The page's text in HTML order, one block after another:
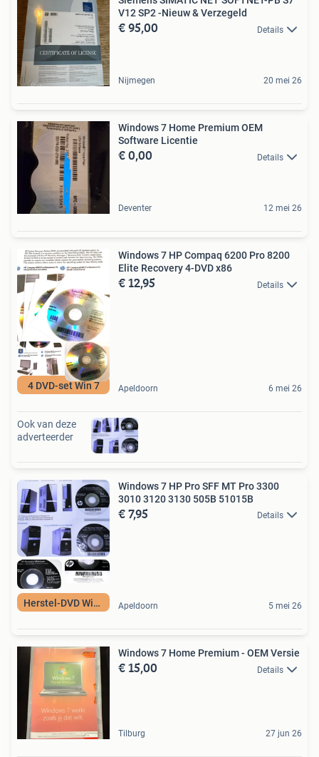
V12 SP2 -Nieuw & Verzegeld
€ 95,00 Details
Nijmegen 20 mei 26
Windows 7 Home Premium OEM
Software Licentie
€ 0,00 Details
Deventer 12 mei 26
4 DVD-set Win 7
Windows 7 HP Compaq 6200 Pro 8200
Elite Recovery 4-DVD x86
€ 12,95 Details
Apeldoorn 6 mei 26
Ook van deze
adverteerder
Herstel-DVD Win 7
Windows 7 HP Pro SFF MT Pro 3300
3010 3120 3130 505B 51015B
€ 7,95 Details
Apeldoorn 5 mei 26
Windows 7 Home Premium - OEM Versie
€ 15,00 Details
Tilburg 27 jun 26